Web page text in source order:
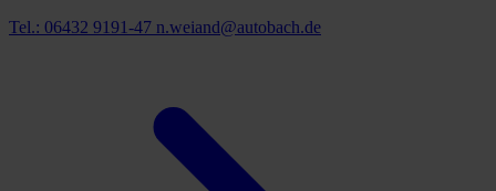
Tel.: 06432 9191-47 n.weiand@autobach.de